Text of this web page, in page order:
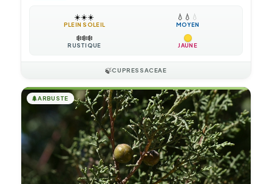
☀️☀️☀️
PLEIN SOLEIL
💧 💧 💧
MOYEN
❄️❄️❄️
RUSTIQUE JAUNE
🍃CUPRESSACEAE
🌲ARBUSTE